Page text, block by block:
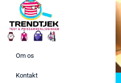
Om os
KontaktBedste Saunatæppe 2025 –
Find de bedste produkter her!